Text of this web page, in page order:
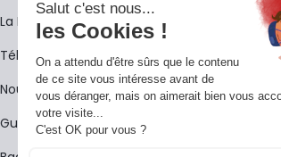
La BagShow
​Télécharger le catalogue
Nous contacter
Guides La Baguetterie